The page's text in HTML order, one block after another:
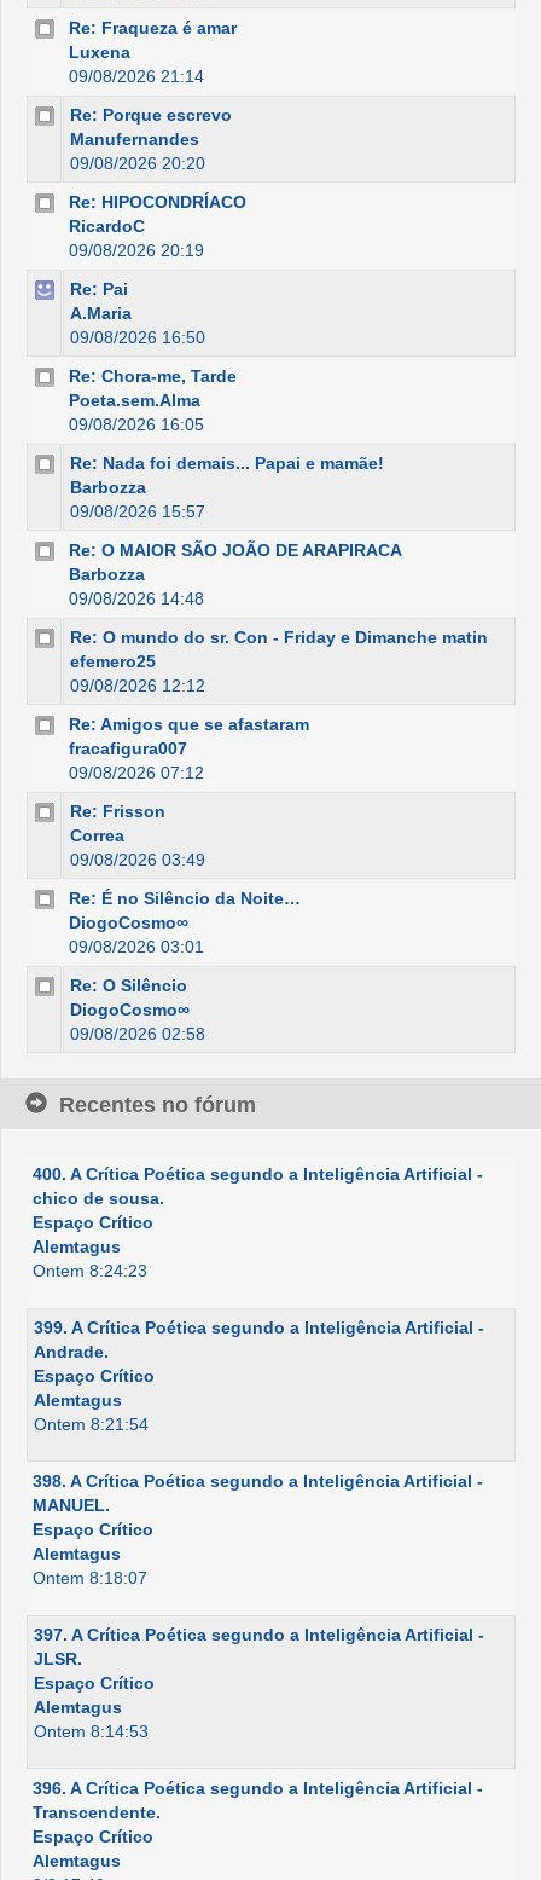
Re: Fraqueza é amar
Luxena
09/08/2026 21:14
Re: Porque escrevo
Manufernandes
09/08/2026 20:20
Re: HIPOCONDRÍACO
RicardoC
09/08/2026 20:19
Re: Pai
A.Maria
09/08/2026 16:50
Re: Chora-me, Tarde
Poeta.sem.Alma
09/08/2026 16:05
Re: Nada foi demais... Papai e mamãe!
Barbozza
09/08/2026 15:57
Re: O MAIOR SÃO JOÃO DE ARAPIRACA
Barbozza
09/08/2026 14:48
Re: O mundo do sr. Con - Friday e Dimanche matin
efemero25
09/08/2026 12:12
Re: Amigos que se afastaram
fracafigura007
09/08/2026 07:12
Re: Frisson
Correa
09/08/2026 03:49
Re: É no Silêncio da Noite…
DiogoCosmo∞
09/08/2026 03:01
Re: O Silêncio
DiogoCosmo∞
09/08/2026 02:58
Recentes no fórum
400. A Crítica Poética segundo a Inteligência Artificial -
chico de sousa.
Espaço Crítico
Alemtagus
Ontem 8:24:23
399. A Crítica Poética segundo a Inteligência Artificial -
Andrade.
Espaço Crítico
Alemtagus
Ontem 8:21:54
398. A Crítica Poética segundo a Inteligência Artificial -
MANUEL.
Espaço Crítico
Alemtagus
Ontem 8:18:07
397. A Crítica Poética segundo a Inteligência Artificial -
JLSR.
Espaço Crítico
Alemtagus
Ontem 8:14:53
396. A Crítica Poética segundo a Inteligência Artificial -
Transcendente.
Espaço Crítico
Alemtagus